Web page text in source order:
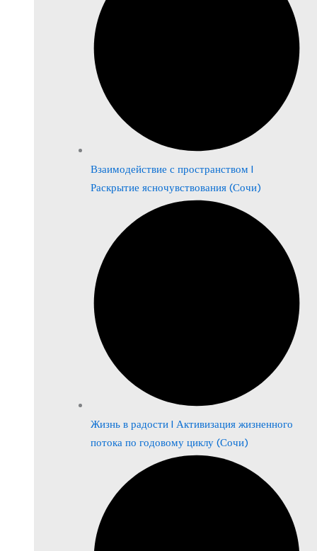
Взаимодействие с пространством |
Раскрытие ясночувствования (Сочи)
Жизнь в радости | Активизация жизненного
потока по годовому циклу (Сочи)